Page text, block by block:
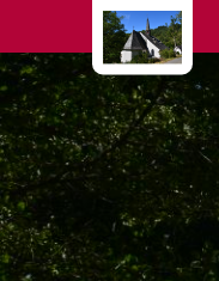
Zum Inhalt springen